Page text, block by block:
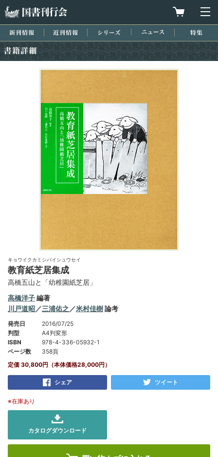
買物カゴを
新刊情報 近刊情報 シリーズ ニュース
キョウイクカミシバイシュウセイ
教育紙芝居集成
高橋五山と「幼稚園紙芝居」
高橋洋子編著
川戸道昭／三浦佑之 ／米村佳樹論考
発売日
2016/07/25
判型
A4判変形
ISBN
978-4-336-05932-1
ページ数
358頁
定価 30,800円（本体価格28,000円）
シェア ツイート
※在庫あり
カタログダウンロード